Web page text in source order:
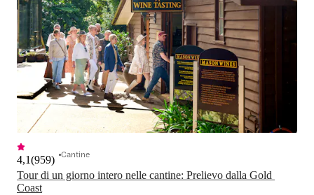
Tour di un giorno intero nelle cantine: Prelievo dalla Gold
Coast
4,1(959) Cantine